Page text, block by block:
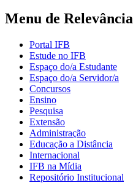
Menu de Relevância
Portal IFB
Estude no IFB
Espaço do/a Estudante
Espaço do/a Servidor/a
Concursos
Ensino
Pesquisa
Extensão
Administração
Educação a Distância
Internacional
IFB na Mídia
Repositório Institucional